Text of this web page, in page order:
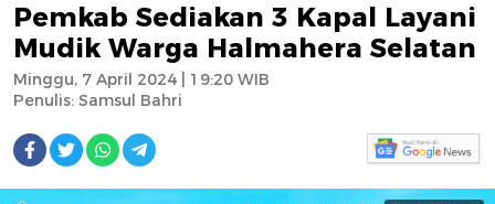
Pemkab Sediakan 3 Kapal Layani
Mudik Warga Halmahera Selatan
Penulis: Samsul Bahri
Minggu, 7 April 2024 | 19:20 WIB